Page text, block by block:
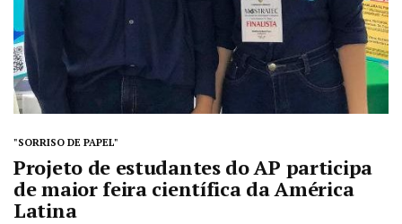
"SORRISO DE PAPEL"
Projeto de estudantes do AP participa
de maior feira científica da América
Latina